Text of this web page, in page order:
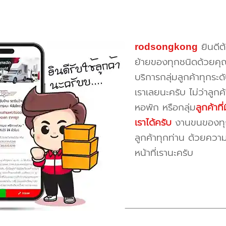
rodsongkong ยินดีต้
ย้ายของทุกชนิดด้วยคุ
บริการกลุ่มลูกค้าทุกระ
เราเลยนะครับ ไม่ว่าลู
หอพัก หรือกลุ่มลูกค้า
เราได้ครับงานขนของทุก
ลูกค้าทุกท่าน ด้วยควา
หน้าที่เรานะครับ